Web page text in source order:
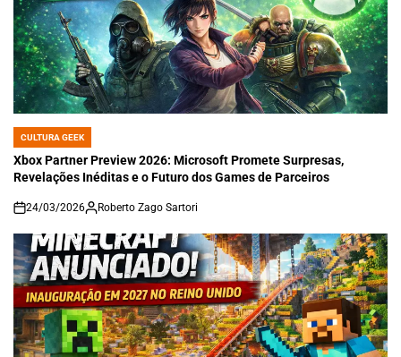
POSTED
IN
CULTURA GEEK
Xbox Partner Preview 2026: Microsoft Promete Surpresas,
Revelações Inéditas e o Futuro dos Games de Parceiros
on
24/03/2026 Roberto Zago Sartori